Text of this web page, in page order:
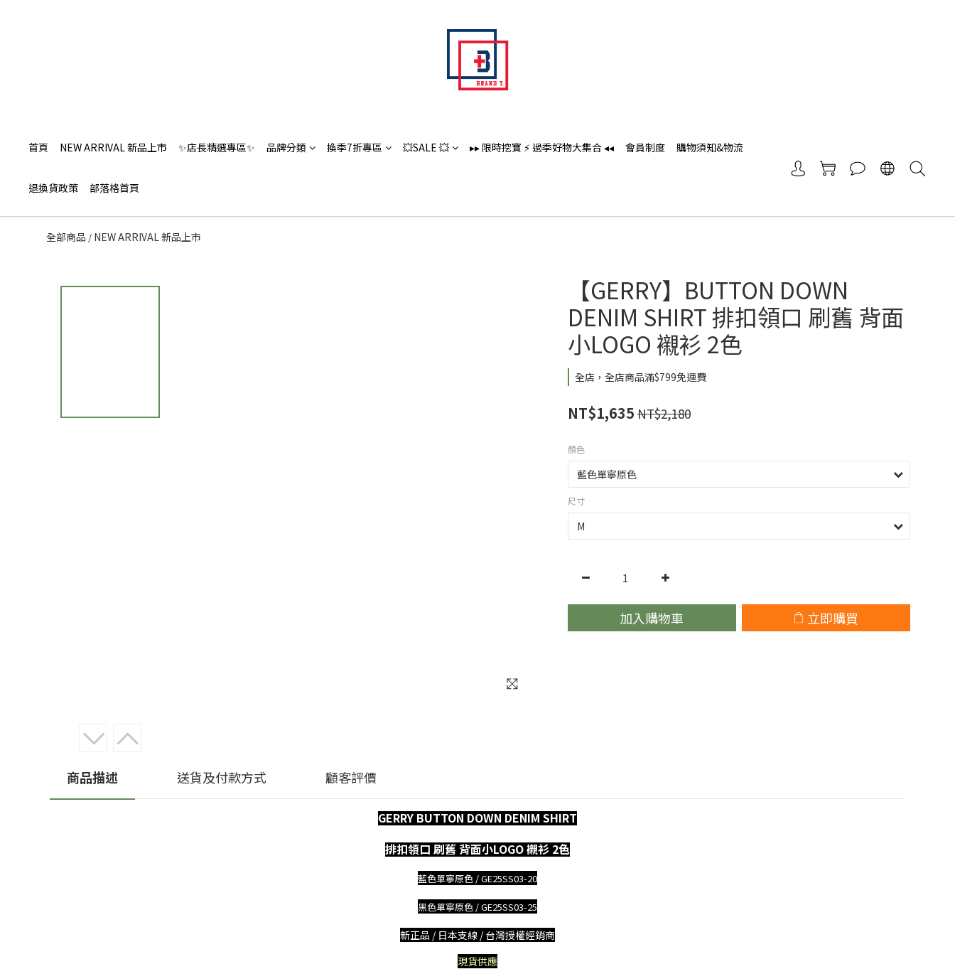
首頁 NEW ARRIVAL 新品上市 ✨店長精選專區✨ 品牌分類 換季7折專區 💥SALE 💥 ▸▸ 限時挖寶 ⚡️ 過季好物大集合 ◂◂ 會員制度 購物須知&物流
退換貨政策 部落格首頁
全部商品 / NEW ARRIVAL 新品上市
【GERRY】BUTTON DOWN
DENIM SHIRT 排扣領口 刷舊 背面
小LOGO 襯衫 2色
全店，全店商品滿$799免運費
NT$1,635NT$2,180
顏色
尺寸
加入購物車 立即購買
商品描述 送貨及付款方式 顧客評價
GERRY BUTTON DOWN DENIM SHIRT
排扣領口 刷舊 背面小LOGO襯衫 2色
藍色單寧原色 /GE25SS03-20
黑色單寧原色 /GE25SS03-25
新正品 / 日本支線 / 台灣授權經銷商
現貨供應